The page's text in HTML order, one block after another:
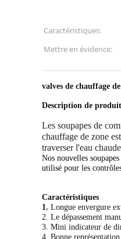
Caractéristiques:
Mettre en évidence:
valves de chauffage
Description de produit
Les soupapes de
chauffage de zone
traverser l'eau
Nos nouvelles
utilisé pour les
Caractéristiques
1. Longue envergure
2. Le dépassement
3. Mini indicateur de
4. Bonne